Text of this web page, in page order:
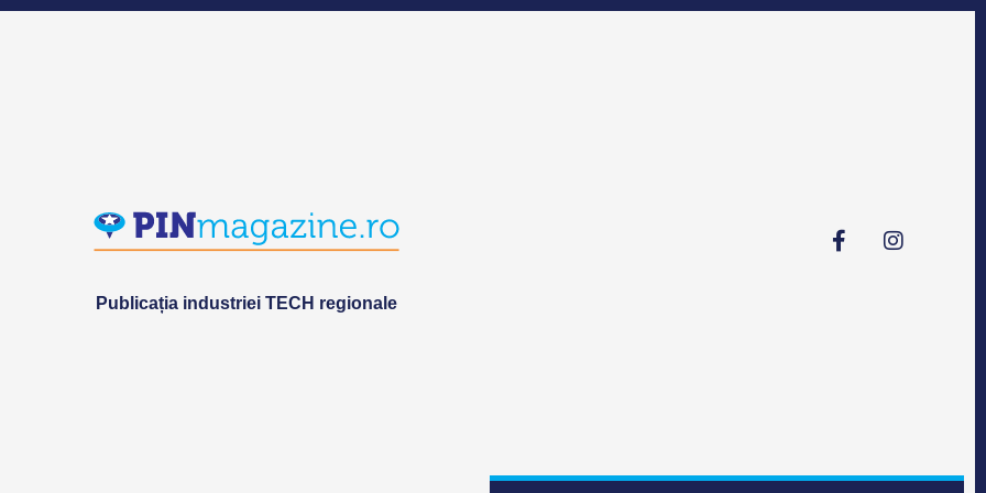
Publicația industriei TECH regionale